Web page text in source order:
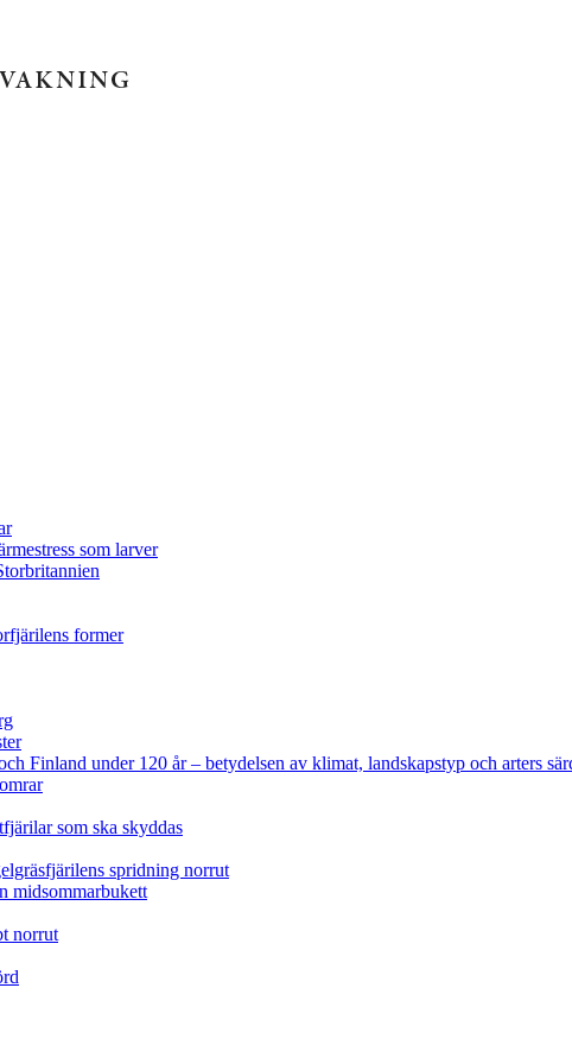
som larver
former
Finland under 120 år– betydelsen av klimat, landskapstyp och arters
som ska skyddas
spridning norrut
midsommarbukett
norrut